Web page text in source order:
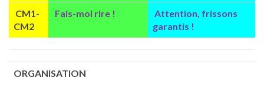
CM1-
CM2
Fais-moi rire !
Attention, frissons
garantis !
ORGANISATION